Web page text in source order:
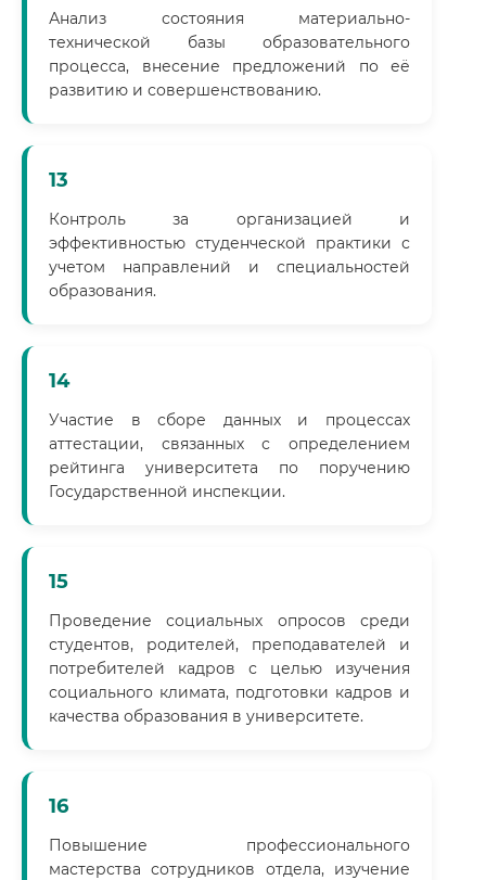
Анализ состояния материально-
технической базы образовательного
процесса, внесение предложений по её
развитию и совершенствованию.
13
Контроль за организацией и
эффективностью студенческой практики с
учетом направлений и специальностей
образования.
14
Участие в сборе данных и процессах
аттестации, связанных с определением
рейтинга университета по поручению
Государственной инспекции.
15
Проведение социальных опросов среди
студентов, родителей, преподавателей и
потребителей кадров с целью изучения
социального климата, подготовки кадров и
качества образования в университете.
16
Повышение профессионального
мастерства сотрудников отдела, изучение